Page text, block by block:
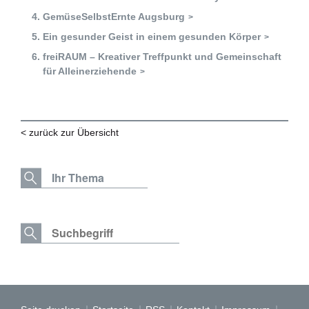
Zukunftspreis
Themen
Projekte
Bildung für nachhaltige Entwicklung
Büro für Nachhaltigkeit
Mitmachen ?
GemüseSelbstErnte Augsburg
Ein gesunder Geist in einem gesunden Körper
freiRAUM – Kreativer Treffpunkt und Gemeinschaft
für Alleinerziehende
< zurück zur Übersicht